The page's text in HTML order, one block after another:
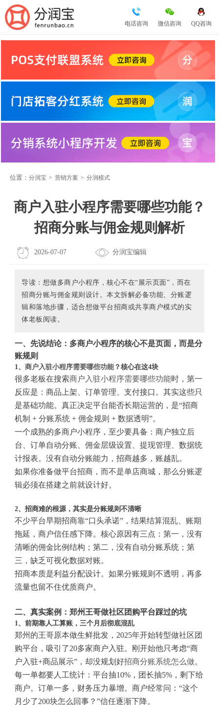
QQ咨询
微信咨询
电话咨询
位置： 分润宝 > 营销方案 > 分润模式
商户入驻小程序需要哪些功能？
招商分账与佣金规则解析
2026-07-07 分润宝编辑
导读：想做多商户小程序，核心不在“展示页面”，而在
招商分账与佣金规则设计。本文拆解必备功能、分账逻
辑和落地步骤，适合想做平台招商或共享商户模式的实
体老板阅读。
一、先说结论：多商户小程序的核心不是页面，而是分
账规则
1、 商户入驻小程序需要哪些功能？核心在这4块
很多老板在搜索商户入驻小程序需要哪些功能时，第一
反应是：商品上架、订单管理、支付接口。其实这些只
是基础功能。真正决定平台能否长期运营的，是“招商
机制 + 分账系统 + 佣金规则 + 数据透明”。
一个成熟的多商户小程序，至少要具备：商户独立后
台、订单自动分账、佣金层级设置、提现管理、数据统
计报表。没有自动分账能力，招商越多，账越乱。
如果你准备做平台招商，而不是单店商城，那么分账逻
辑必须在搭建之前就设计好。
2、招商难的根源，其实是分账规则不清晰
不少平台早期招商靠“口头承诺”，结果结算混乱、账期
拖延，商户信任感下降。核心原因有三点：第一，没有
清晰的佣金比例结构；第二，没有自动分账系统；第
三，缺乏可视化数据对账。
招商本质是利益分配设计。如果分账规则不透明，再多
流量也留不住优质商户。
二、真实案例：郑州王哥做社区团购平台踩过的坑
1、前期靠人工算账，三个月后彻底混乱
郑州的王哥原本做生鲜批发，2025年开始转型做社区团
购平台，吸引了20多家商户入驻。刚开始他只考虑“商
户入驻+商品展示”，却没规划好招商分账系统怎么做。
每一单都要人工统计：平台抽10%，团长抽5%，剩下给
商户。订单一多，财务压力暴增。商户经常问：“这个
月少了200块怎么回事？”信任逐渐下降。